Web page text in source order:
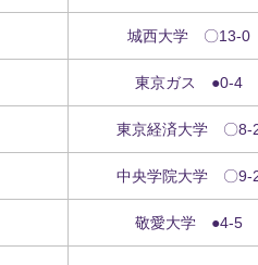
城西大学 〇13-0
東京ガス ●0-4
東京経済大学 〇8-
中央学院大学 〇9-
敬愛大学 ●4-5